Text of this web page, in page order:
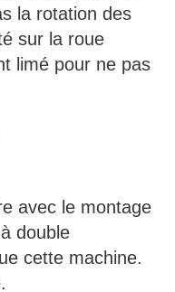
la rotation des
sur la roue
limé pour ne pas
avec le montage
double
cette machine.